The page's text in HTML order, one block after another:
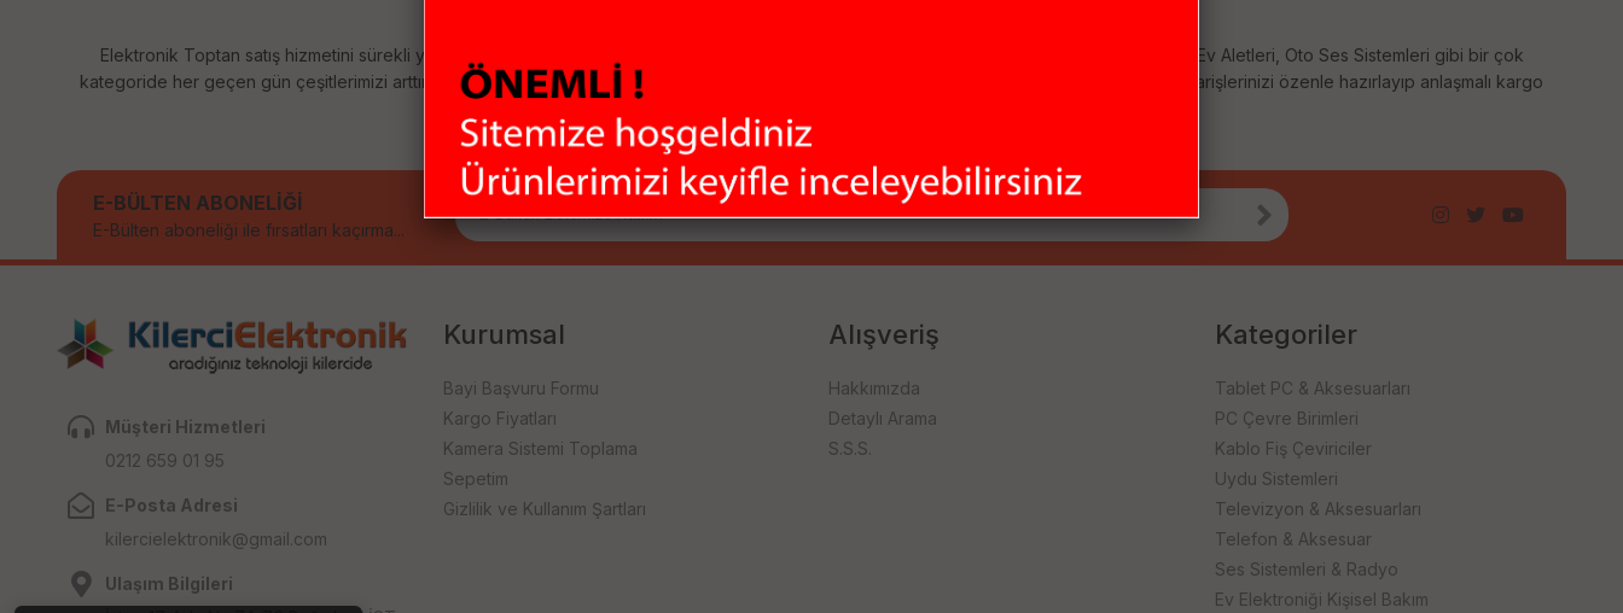
Elektronik Toptan satış hizmetini sürekli yenileyerek sizlere sunuyoruz. Bilgisayar Çevre Birimleri, Uydu Alıcıları, Güvenlik Sistemleri, Küçük Ev Aletleri, Oto Ses Sistemleri gibi bir çok
kategoride her geçen gün çeşitlerimizi arttırıyoruz. Size sağladığımız bu çeşitlilik ile ihtiyaçlarınızı tek merkezden karşılamanızı sağlıyoruz. Siparişlerinizi özenle hazırlayıp anlaşmalı kargo
E-BÜLTEN ABONELİĞİ
E-Bülten aboneliği ile fırsatları kaçırma...
Müşteri Hizmetleri
0212 659 01 95
E-Posta Adresi
kilercielektronik@gmail.com
Ulaşım Bilgileri
Kurumsal
Bayi Başvuru Formu
Kargo Fiyatları
Kamera Sistemi Toplama
Sepetim
Gizlilik ve Kullanım Şartları
Alışveriş
Hakkımızda
Detaylı Arama
S.S.S.
Kategoriler
Tablet PC & Aksesuarları
PC Çevre Birimleri
Kablo Fiş Çeviriciler
Uydu Sistemleri
Televizyon & Aksesuarları
Telefon & Aksesuar
Ses Sistemleri & Radyo
Ev Elektroniği Kişisel Bakım